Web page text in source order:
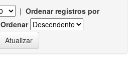
| Ordenar registros por
Ordenar